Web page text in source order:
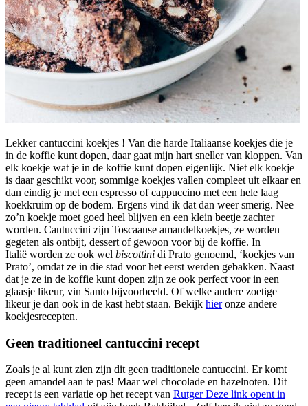
Lekker cantuccini koekjes ! Van die harde Italiaanse koekjes die je
in de koffie kunt dopen, daar gaat mijn hart sneller van kloppen. Van
elk koekje wat je in de koffie kunt dopen eigenlijk. Niet elk koekje
is daar geschikt voor, sommige koekjes vallen compleet uit elkaar en
dan eindig je met een espresso of cappuccino met een hele laag
koekkruim op de bodem. Ergens vind ik dat dan weer smerig. Nee
zo’n koekje moet goed heel blijven en een klein beetje zachter
worden. Cantuccini zijn Toscaanse amandelkoekjes, ze worden
gegeten als ontbijt, dessert of gewoon voor bij de koffie. In
Italië worden ze ook wel biscottini di Prato genoemd, ‘koekjes van
Prato’, omdat ze in die stad voor het eerst werden gebakken. Naast
dat je ze in de koffie kunt dopen zijn ze ook perfect voor in een
glaasje likeur, vin Santo bijvoorbeeld. Of welke andere zoetige
likeur je dan ook in de kast hebt staan. Bekijk hieronze andere
koekjesrecepten.
Geen traditioneel cantuccini recept
Zoals je al kunt zien zijn dit geen traditionele cantuccini. Er komt
geen amandel aan te pas! Maar wel chocolade en hazelnoten. Dit
recept is een variatie op het recept van RutgerDeze link opent in